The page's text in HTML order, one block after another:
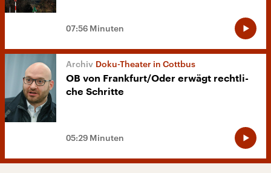
07:56 Minuten
Doku-Theater in Cottbus
OB von Frank­furt/Oder erwägt recht­li­
che Schritte
05:29 Minuten